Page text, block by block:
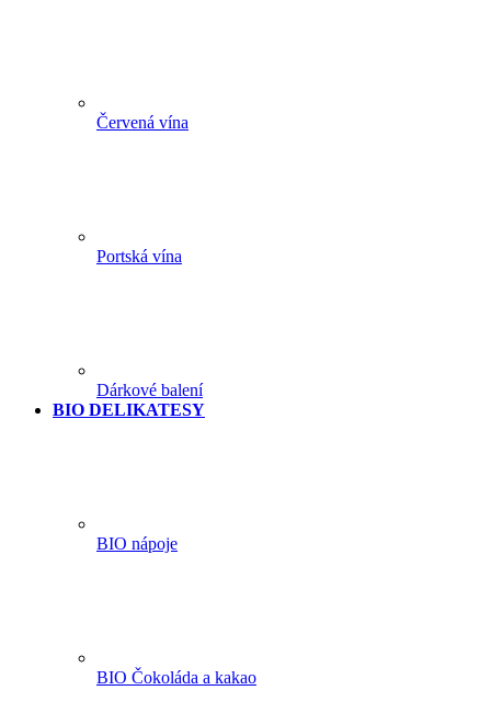
Červená vína
Portská vína
Dárkové balení
BIO DELIKATESY
BIO nápoje
BIO Čokoláda a kakao